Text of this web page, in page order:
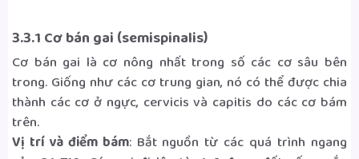
3.3.1 Cơ bán gai (semispinalis)
Cơ bán gai là cơ nông nhất trong số các cơ sâu bên
trong. Giống như các cơ trung gian, nó có thể được chia
thành các cơ ở ngực, cervicis và capitis do các cơ bám
trên.
Vị trí và điểm bám: Bắt nguồn từ các quá trình ngang